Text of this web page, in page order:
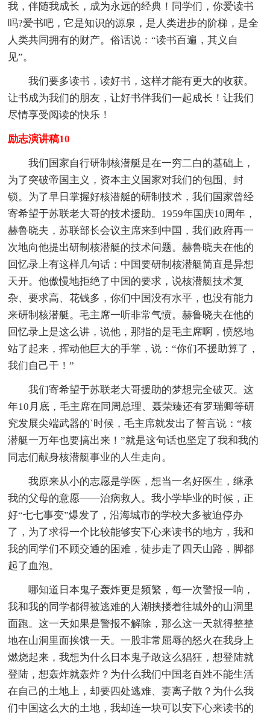
我，伴随我成长，成为永远的经典！同学们，你爱读书
吗?爱书吧，它是知识的源泉，是人类进步的阶梯，是全
人类共同拥有的财产。俗话说：“读书百遍，其义自
见”。
我们要多读书，读好书，这样才能有更大的收获。
让书成为我们的朋友，让好书伴我们一起成长！让我们
尽情享受阅读的快乐！
励志演讲稿10
我们国家自行研制核潜艇是在一穷二白的基础上，
为了突破帝国主义，资本主义国家对我们的包围、封
锁。为了早日掌握好核潜艇的研制技术，我们国家曾经
寄希望于苏联老大哥的技术援助。1959年国庆10周年，
赫鲁晓夫，苏联部长会议主席来到中国，我们政府再一
次地向他提出研制核潜艇的技术问题。赫鲁晓夫在他的
回忆录上有这样几句话：中国要研制核潜艇简直是异想
天开。他傲慢地拒绝了中国的要求，说核潜艇技术复
杂、要求高、花钱多，你们中国没有水平，也没有能力
来研制核潜艇。毛主席一听非常气愤。赫鲁晓夫在他的
回忆录上是这么讲，说他，那指的是毛主席啊，愤怒地
站了起来，挥动他巨大的手掌，说：“你们不援助算了，
我们自己干！”
我们寄希望于苏联老大哥援助的梦想完全破灭。这
年10月底，毛主席在同周总理、聂荣臻还有罗瑞卿等研
究发展尖端武器的`时候，毛主席就发出了誓言说：“核
潜艇一万年也要搞出来！”就是这句话也坚定了我和我的
同志们献身核潜艇事业的人生走向。
我原来从小的志愿是学医，想当一名好医生，继承
我的父母的意愿——治病救人。我小学毕业的时候，正
好“七七事变”爆发了，沿海城市的学校大多被迫停办
了，为了求得一个比较能够安下心来读书的地方，我和
我的同学们不顾交通的困难，徒步走了四天山路，脚都
起了血泡。
哪知道日本鬼子轰炸更是频繁，每一次警报一响，
我和我的同学都得被逃难的人潮挟搂着往城外的山洞里
面跑。这一天如果是警报不解除，那么这一天就得整整
地在山洞里面挨饿一天。一股非常屈辱的怒火在我身上
燃烧起来，我想为什么日本鬼子敢这么猖狂，想登陆就
登陆，想轰炸就轰炸？为什么我们中国老百姓不能生活
在自己的土地上，却要四处逃难、妻离子散？为什么我
们中国这么大的土地，我却连一块可以安下心来读书的